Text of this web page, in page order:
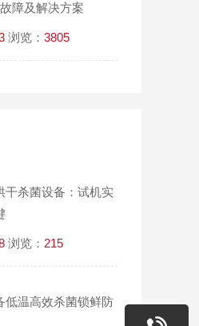
障及解决方案
浏览： 3805
干杀菌设备：试机实
浏览： 215
低温高效杀菌锁鲜防